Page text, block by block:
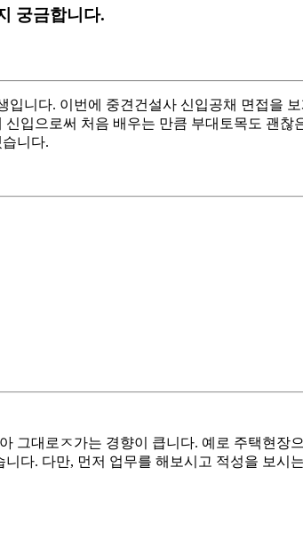
궁금합니다.
입니다. 이번에 중견건설사 신입공채 면접을
입으로써 처음 배우는 만큼 부대토목도 괜
니다.
그대로ㅈ가는 경향이 큽니다. 예로 주택현
다. 다만, 먼저 업무를 해보시고 적성을 보시